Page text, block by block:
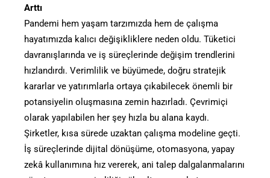
Arttı
Pandemi hem yaşam tarzımızda hem de çalışma
hayatımızda kalıcı değişikliklere neden oldu. Tüketici
davranışlarında ve iş süreçlerinde değişim trendlerini
hızlandırdı. Verimlilik ve büyümede, doğru stratejik
kararlar ve yatırımlarla ortaya çıkabilecek önemli bir
potansiyelin oluşmasına zemin hazırladı. Çevrimiçi
olarak yapılabilen her şey hızla bu alana kaydı.
Şirketler, kısa sürede uzaktan çalışma modeline geçti.
İş süreçlerinde dijital dönüşüme, otomasyona, yapay
zekâ kullanımına hız vererek, ani talep dalgalanmalarını